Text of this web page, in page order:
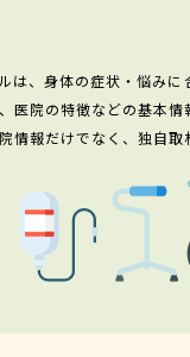
は、身体の症状・悩み
医院の特徴などの基本
情報だけでなく、独自取